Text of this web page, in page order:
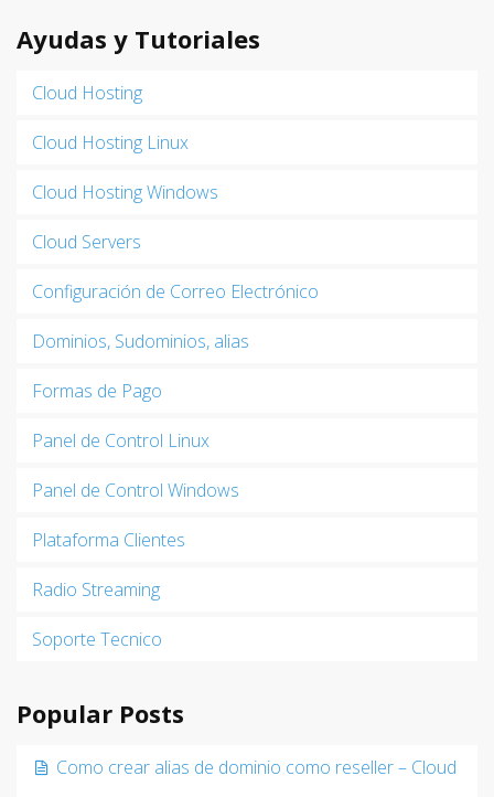
Ayudas y Tutoriales
Cloud Hosting
Cloud Hosting Linux
Cloud Hosting Windows
Cloud Servers
Configuración de Correo Electrónico
Dominios, Sudominios, alias
Formas de Pago
Panel de Control Linux
Panel de Control Windows
Plataforma Clientes
Radio Streaming
Soporte Tecnico
Popular Posts
Como crear alias de dominio como reseller – Cloud